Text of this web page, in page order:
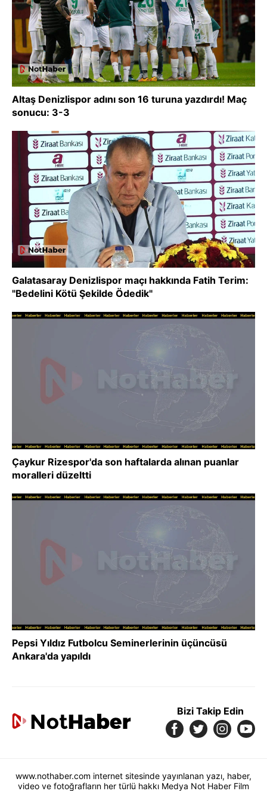
Altaş Denizlispor adını son 16 turuna yazdırdı! Maç
sonucu: 3-3
Galatasaray Denizlispor maçı hakkında Fatih Terim:
"Bedelini Kötü Şekilde Ödedik"
Çaykur Rizespor'da son haftalarda alınan puanlar
moralleri düzeltti
Pepsi Yıldız Futbolcu Seminerlerinin üçüncüsü
Ankara'da yapıldı
Bizi Takip Edin
www.nothaber.com internet sitesinde yayınlanan yazı, haber,
video ve fotoğrafların her türlü hakkı Medya Not Haber Film